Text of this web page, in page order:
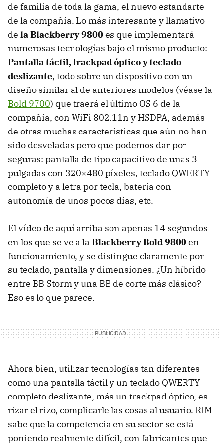
de familia de toda la gama, el nuevo estandarte
de la compañía. Lo más interesante y llamativo
de la Blackberry 9800es que implementará
numerosas tecnologías bajo el mismo producto:
Pantalla táctil, trackpad óptico y teclado
deslizante, todo sobre un dispositivo con un
diseño similar al de anteriores modelos (véase la
Bold 9700) que traerá el último OS 6 de la
compañía, con WiFi 802.11n y HSDPA, además
de otras muchas características que aún no han
sido desveladas pero que podemos dar por
seguras: pantalla de tipo capacitivo de unas 3
pulgadas con 320×480 píxeles, teclado QWERTY
completo y a letra por tecla, batería con
autonomía de unos pocos días, etc.
El vídeo de aquí arriba son apenas 14 segundos
en los que se ve a la Blackberry Bold 9800en
funcionamiento, y se distingue claramente por
su teclado, pantalla y dimensiones. ¿Un híbrido
entre BB Storm y una BB de corte más clásico?
Eso es lo que parece.
Ahora bien, utilizar tecnologías tan diferentes
como una pantalla táctil y un teclado QWERTY
completo deslizante, más un trackpad óptico, es
rizar el rizo, complicarle las cosas al usuario. RIM
sabe que la competencia en su sector se está
poniendo realmente difícil, con fabricantes que